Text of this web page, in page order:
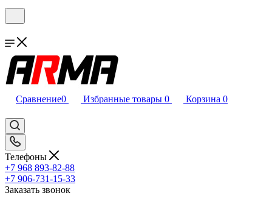
Сравнение0 Избранные товары 0 Корзина 0
Телефоны
+7 968 893-82-88
+7 906-731-15-33
Заказать звонок